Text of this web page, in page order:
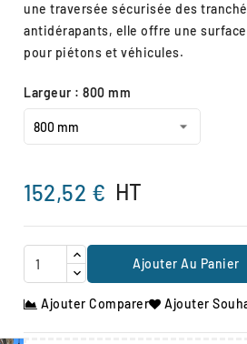
une traversée sécurisée des
antidérapants, elle offre une
pour piétons et véhicules.
Largeur : 800 mm
152,52 € HT
Ajouter Au Panier
Ajouter Comparer Ajouter